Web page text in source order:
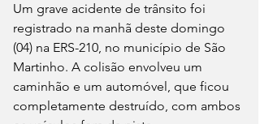
Um grave acidente de trânsito foi
registrado na manhã deste domingo
(04) na ERS-210, no município de São
Martinho. A colisão envolveu um
caminhão e um automóvel, que ficou
completamente destruído, com ambos